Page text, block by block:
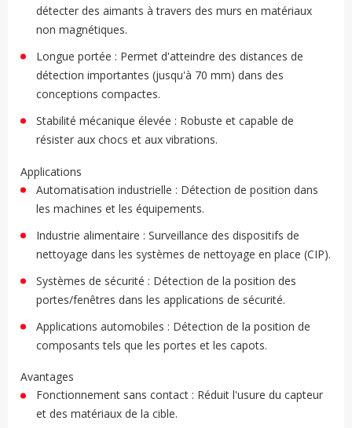
détecter des aimants à travers des murs en matériaux
non magnétiques.
Longue portée : Permet d'atteindre des distances de
détection importantes (jusqu'à 70 mm) dans des
conceptions compactes.
Stabilité mécanique élevée : Robuste et capable de
résister aux chocs et aux vibrations.
Applications
Automatisation industrielle : Détection de position dans
les machines et les équipements.
Industrie alimentaire : Surveillance des dispositifs de
nettoyage dans les systèmes de nettoyage en place (CIP).
Systèmes de sécurité : Détection de la position des
portes/fenêtres dans les applications de sécurité.
Applications automobiles : Détection de la position de
composants tels que les portes et les capots.
Avantages
Fonctionnement sans contact : Réduit l'usure du capteur
et des matériaux de la cible.